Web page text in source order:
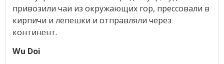
привозили чаи из окружающих гор, прессовали в
кирпичи и лепешки и отправляли через
континент.
Wu Doi